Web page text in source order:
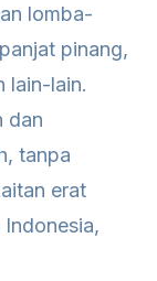
lomba-
pinang,
lain-lain.
dan
tanpa
erat